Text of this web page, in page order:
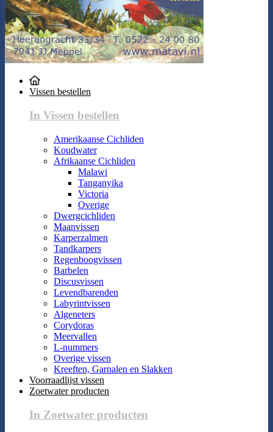
Vissen bestellen
In Vissen bestellen
Amerikaanse Cichliden
Koudwater
Afrikaanse Cichliden
Malawi
Tanganyika
Victoria
Overige
Dwergcichliden
Maanvissen
Karperzalmen
Tandkarpers
Regenboogvissen
Barbelen
Discusvissen
Levendbarenden
Labyrintvissen
Algeneters
Corydoras
Meervallen
L-nummers
Overige vissen
Kreeften, Garnalen en Slakken
Voorraadlijst vissen
Zoetwater producten
In Zoetwater producten